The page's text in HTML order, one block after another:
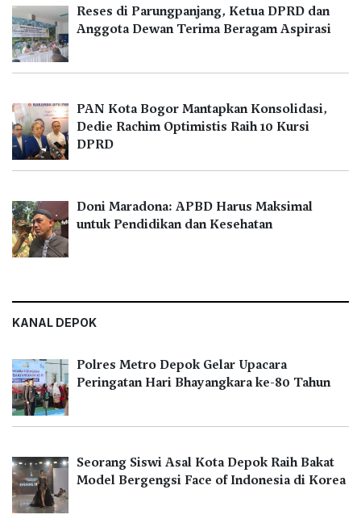
Reses di Parungpanjang, Ketua DPRD dan
Anggota Dewan Terima Beragam Aspirasi
PAN Kota Bogor Mantapkan Konsolidasi,
Dedie Rachim Optimistis Raih 10 Kursi
DPRD
Doni Maradona: APBD Harus Maksimal
untuk Pendidikan dan Kesehatan
KANAL DEPOK
Polres Metro Depok Gelar Upacara
Peringatan Hari Bhayangkara ke-80 Tahun
Seorang Siswi Asal Kota Depok Raih Bakat
Model Bergengsi Face of Indonesia di Korea